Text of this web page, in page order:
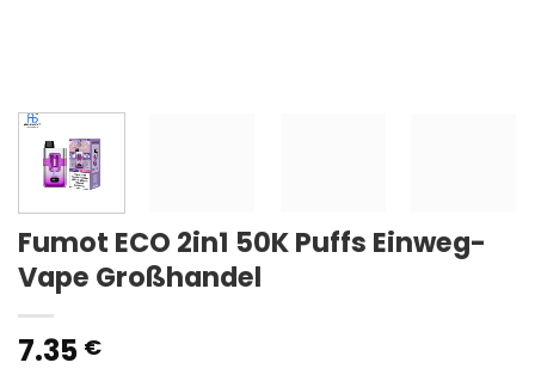
Fumot ECO 2in1 50K Puffs Einweg-
Vape Großhandel
7.35 €